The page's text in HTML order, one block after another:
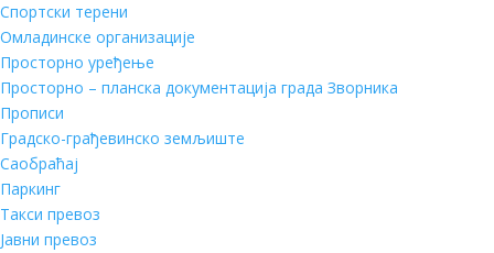
Спортски терени
Омладинске организације
Просторно уређење
Просторно – планска документација града Зворника
Прописи
Градско-грађевинско земљиште
Саобраћај
Паркинг
Такси превоз
Јавни превоз